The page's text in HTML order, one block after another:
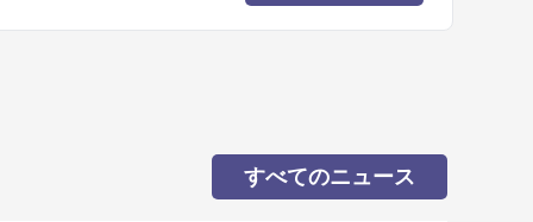
すべてのニュース